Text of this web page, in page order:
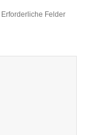
Erforderliche Felder